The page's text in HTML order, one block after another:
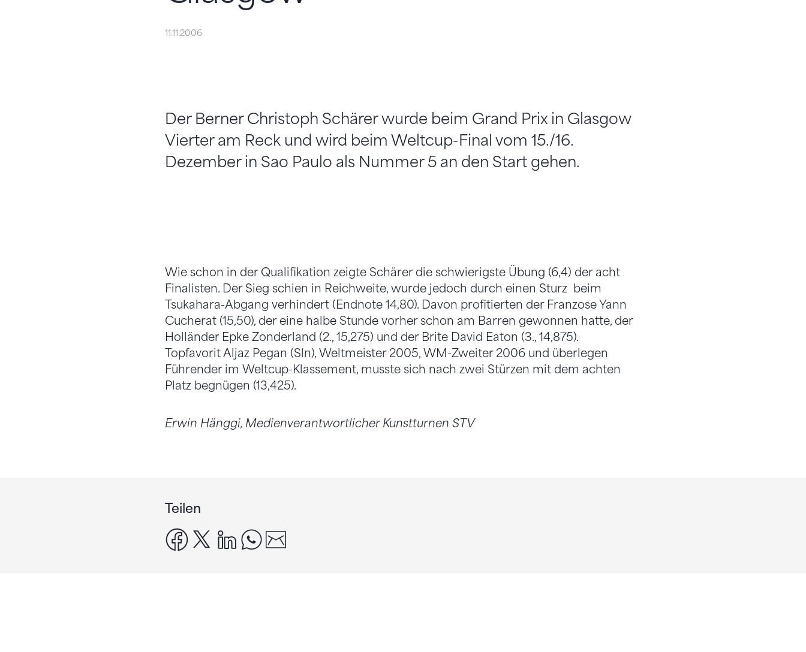
11.11.2006
Der Berner Christoph Schärer wurde beim Grand Prix in Glasgow
Vierter am Reck und wird beim Weltcup-Final vom 15./16.
Dezember in Sao Paulo als Nummer 5 an den Start gehen.
Wie schon in der Qualifikation zeigte Schärer die schwierigste Übung (6,4) der acht
Finalisten. Der Sieg schien in Reichweite, wurde jedoch durch einen Sturz beim
Tsukahara-Abgang verhindert (Endnote 14,80). Davon profitierten der Franzose Yann
Cucherat (15,50), der eine halbe Stunde vorher schon am Barren gewonnen hatte, der
Holländer Epke Zonderland (2., 15,275) und der Brite David Eaton (3., 14,875).
Topfavorit Aljaz Pegan (Sln), Weltmeister 2005, WM-Zweiter 2006 und überlegen
Führender im Weltcup-Klassement, musste sich nach zwei Stürzen mit dem achten
Platz begnügen (13,425).
Erwin Hänggi, Medienverantwortlicher Kunstturnen STV
Teilen
facebook
x linkedinwhatsapp